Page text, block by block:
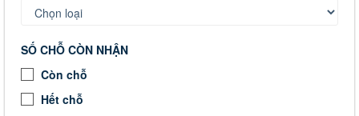
SỐ CHỖ CÒN NHẬN
Còn chỗ
Hết chỗ